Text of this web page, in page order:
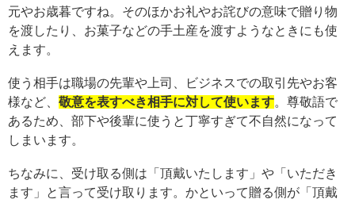
元やお歳暮ですね。そのほかお礼やお詫びの意味で贈り物
を渡したり、お菓子などの手土産を渡すようなときにも使
えます。
使う相手は職場の先輩や上司、ビジネスでの取引先やお客
様など、 敬意を表すべき相手に対して使います。尊敬語で
あるため、部下や後輩に使うと丁寧すぎて不自然になって
しまいます。
ちなみに、受け取る側は「頂戴いたします」や「いただき
ます」と言って受け取ります。かといって贈る側が「頂戴